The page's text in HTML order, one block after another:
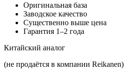
Оригинальная база
Заводское качество
Существенно выше цена
Гарантия 1–2 года
Китайский аналог
(не продаётся в компании Reikanen)